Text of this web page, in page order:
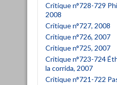
Critique n°728-729
2008
Critique n°727, 2008
Critique n°726, 2007
Critique n°725, 2007
Critique n°723-724
la corrida, 2007
Critique n°721-722